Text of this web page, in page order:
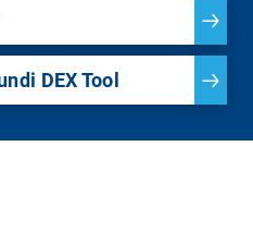
DEX Tool